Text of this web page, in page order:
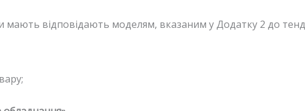
мають відповідають моделям, вказаним у Додатку 2 до